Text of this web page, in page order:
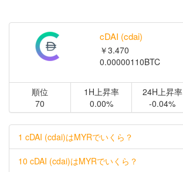
cDAI (cdai)
￥3.470
0.00000110BTC
順位
70
1H上昇率
0.00%
24H上昇率
-0.04%
1 cDAI (cdai)はMYRでいくら？
10 cDAI (cdai)はMYRでいくら？